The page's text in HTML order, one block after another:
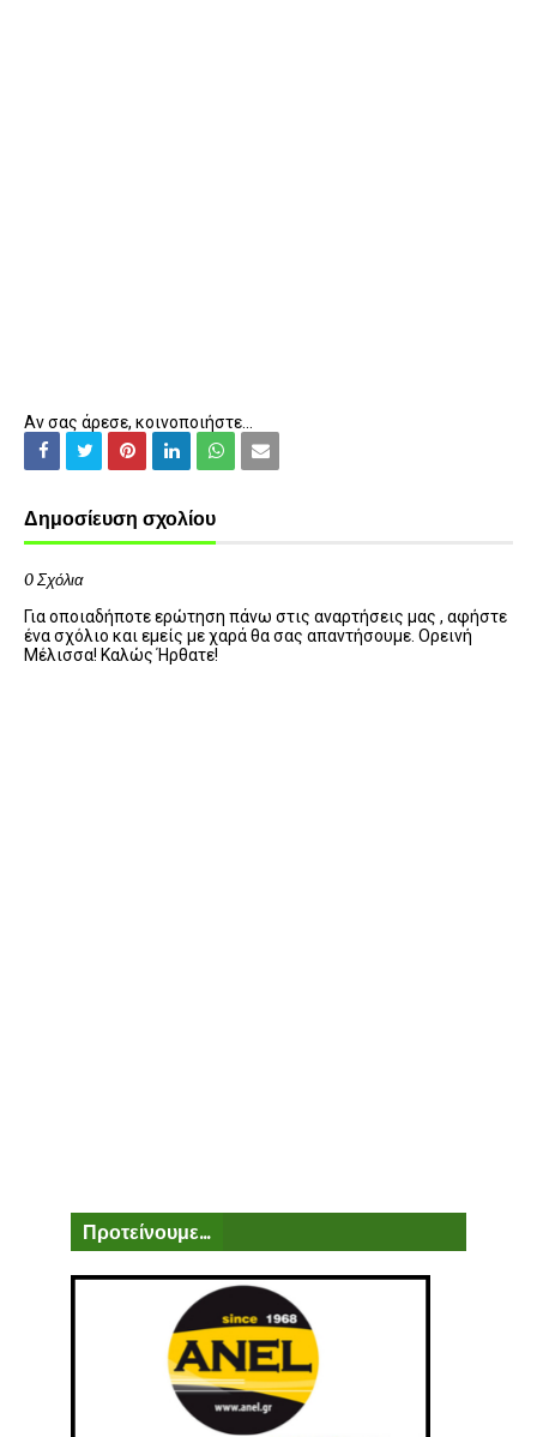
Αν σας άρεσε, κοινοποιήστε...
Δημοσίευση σχολίου
0 Σχόλια
Για οποιαδήποτε ερώτηση πάνω στις αναρτήσεις μας , αφήστε
ένα σχόλιο και εμείς με χαρά θα σας απαντήσουμε. Ορεινή
Μέλισσα! Καλώς Ήρθατε!
Προτείνουμε...